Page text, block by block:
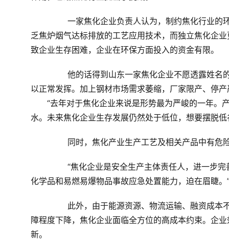
乏焦炉烟气达标排放的工艺应用技术，而独立焦化企
致企业生存困难，企业在环保方面投入的资金有限。
以正常发挥。加上钢材市场需求萎缩，厂家限产、停
“去年对于焦化企业来说是形势最为严峻的一年。
水。未来焦化企业生存发展仍然处于低位，想要摆脱
　　同时，焦化产业生产工艺及相关产品中有
化学品和易燃易爆物品事故应急处置能力，迫在眉睫。
障程度下降，焦化企业面临全方位的高成本约束。企
新。